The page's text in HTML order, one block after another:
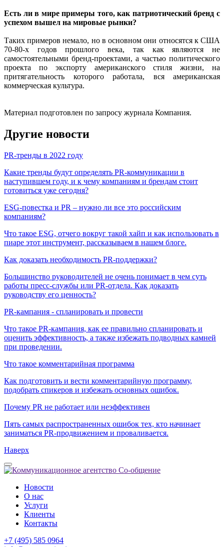
Есть ли в мире примеры того, как патриотический бренд с
успехом вышел на мировые рынки?
Таких примеров немало, но в основном они относятся к США
70-80-х годов прошлого века, так как являются не
самостоятельными бренд-проектами, а частью политического
проекта по экспорту американского стиля жизни, на
притягательность которого работала, вся американская
коммерческая культура.
Материал подготовлен по запросу журнала Компания.
Другие новости
PR-тренды в 2022 году
Какие тренды будут определять PR-коммуникации в
наступившем году, и к чему компаниям и брендам стоит
готовиться уже сегодня?
ESG-повестка и PR – нужно ли все это российским
компаниям?
Что такое ESG, отчего вокруг такой хайп и как использовать в
пиаре этот инструмент, рассказываем в нашем блоге.
Как доказать необходимость PR-поддержки?
Большинство руководителей не очень понимает в чем суть
работы пресс-службы или PR-отдела. Как доказать
руководству его ценность?
PR-кампания - спланировать и провести
Что такое PR-кампания, как ее правильно спланировать и
оценить эффективность, а также избежать подводных камней
при проведении.
Что такое комментарийная программа
Как подготовить и вести комментарийную программу,
подобрать спикеров и избежать основных ошибок.
Почему PR не работает или неэффективен
Пять самых распространенных ошибок тех, кто начинает
заниматься PR-продвижением и проваливается.
Наверх
Новости
О нас
Услуги
Клиенты
Контакты
+7 (495) 585 0964